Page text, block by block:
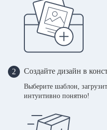
2 Создайте дизайн в
Выберите шаблон,
интуитивно понятно!